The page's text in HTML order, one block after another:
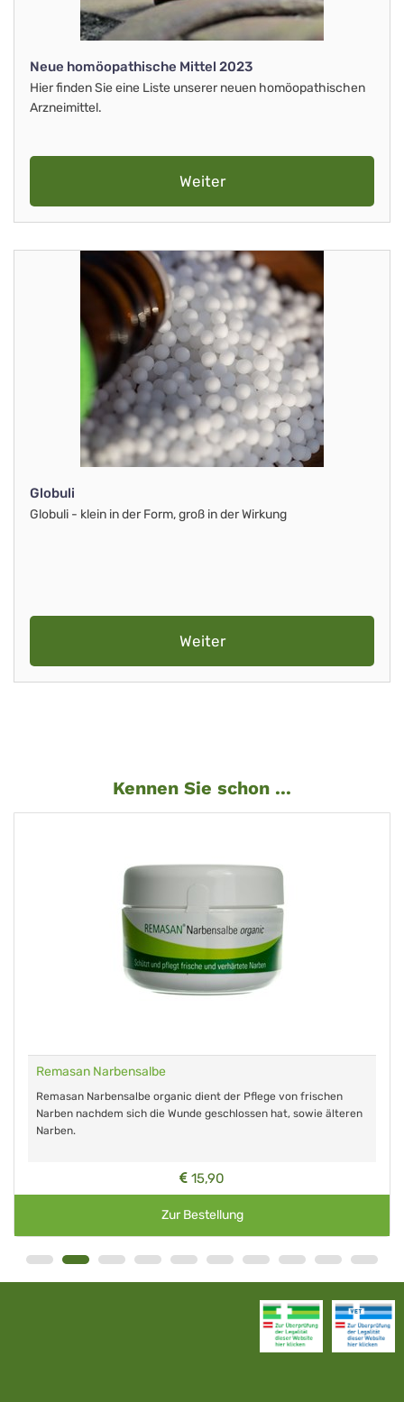
Neue homöopathische Mittel 2023
Hier finden Sie eine Liste unserer neuen homöopathischen
Arzneimittel.
Weiter
Globuli
Globuli - klein in der Form, groß in der Wirkung
Weiter
Kennen Sie schon ...
Remasan Narbensalbe
Remasan Narbensalbe organic dient der Pflege von frischen
Narben nachdem sich die Wunde geschlossen hat, sowie älteren
Narben.
15,90
Zur Bestellung